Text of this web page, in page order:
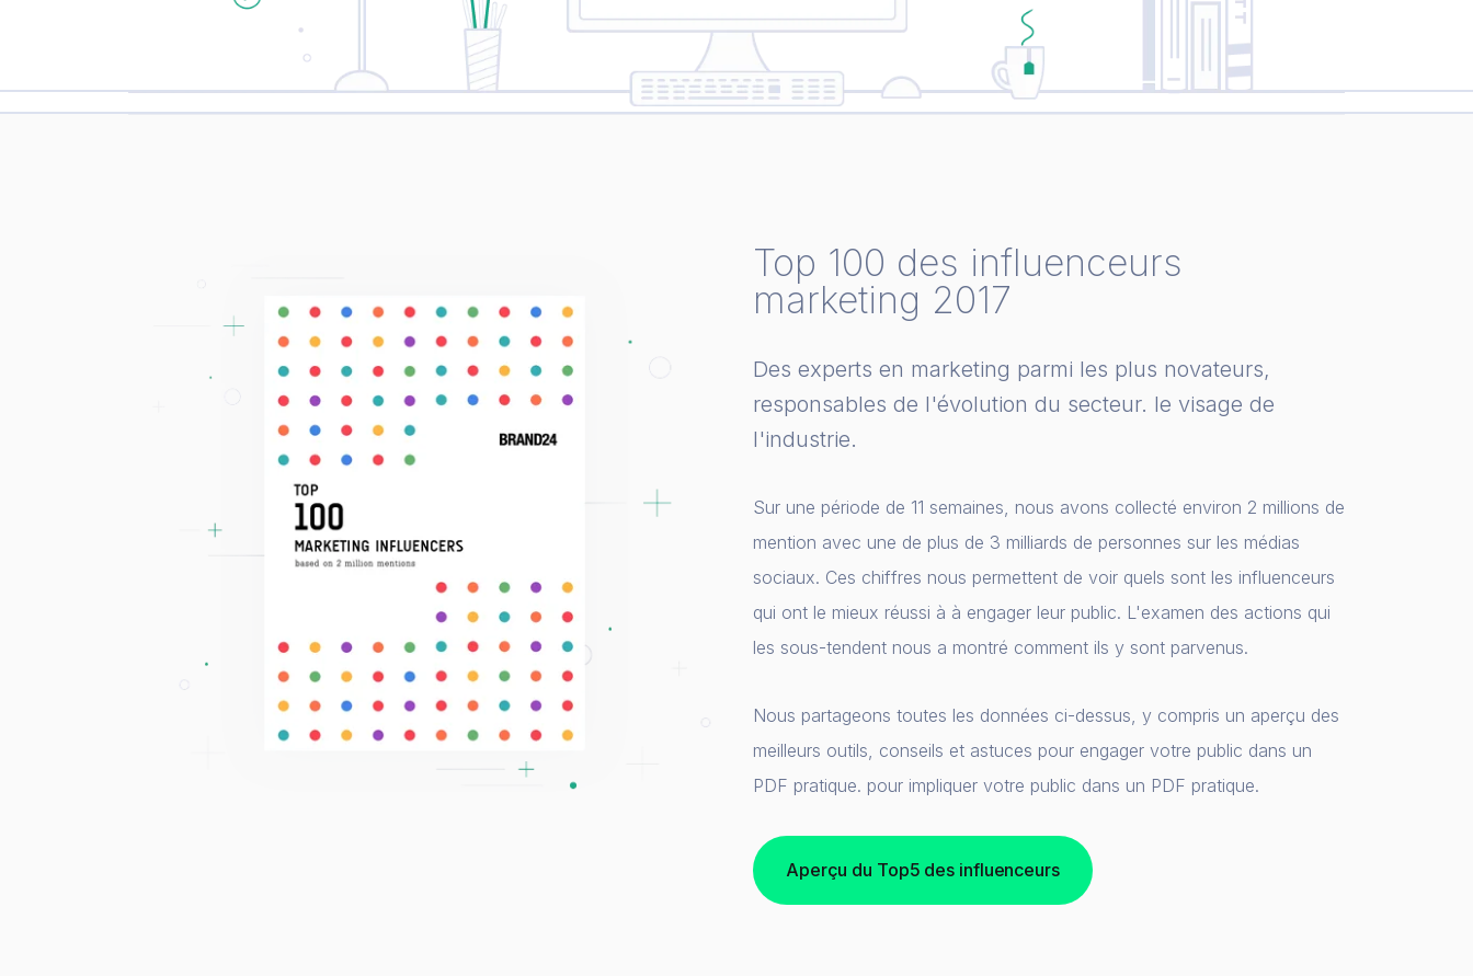
Top 100 des influenceurs
marketing 2017
Des experts en marketing parmi les plus novateurs,
responsables de l'évolution du secteur. le visage de
l'industrie.
Sur une période de 11 semaines, nous avons collecté environ 2 millions de
mention avec une de plus de 3 milliards de personnes sur les médias
sociaux. Ces chiffres nous permettent de voir quels sont les influenceurs
qui ont le mieux réussi à à engager leur public. L'examen des actions qui
les sous-tendent nous a montré comment ils y sont parvenus.
Nous partageons toutes les données ci-dessus, y compris un aperçu des
meilleurs outils, conseils et astuces pour engager votre public dans un
PDF pratique. pour impliquer votre public dans un PDF pratique.
Aperçu du Top5 des influenceurs